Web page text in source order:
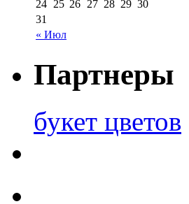
« Июл
24 25 26 27 28 29 30
31
Партнеры
букет цветов